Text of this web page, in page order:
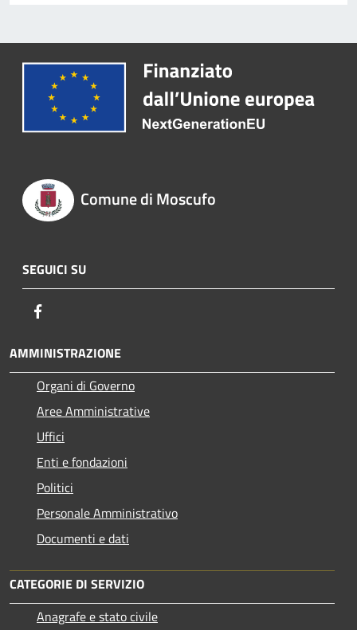
Comune di Moscufo
SEGUICI SU
AMMINISTRAZIONE
Organi di Governo
Aree Amministrative
Uffici
Enti e fondazioni
Politici
Personale Amministrativo
Documenti e dati
CATEGORIE DI SERVIZIO
Anagrafe e stato civile